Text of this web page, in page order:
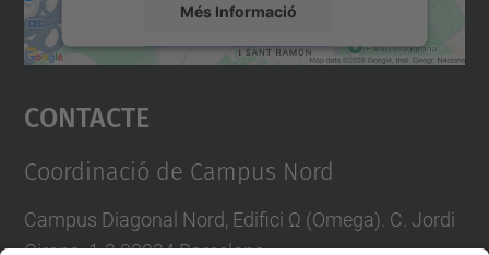
Més Informació
Accepta
powered by
Contacte
Coordinació de Campus Nord
Campus Diagonal Nord, Edifici Ω (Omega). C. Jordi